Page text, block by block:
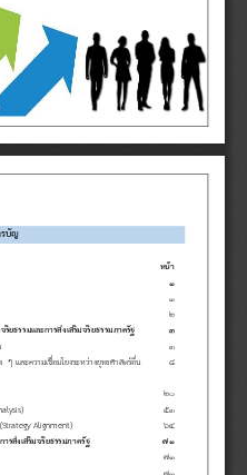
บัญ
หน้า
๑
๑
๒
ริยธรรมและการส่งเสริมจริยธรรมภาครัฐ
๓
๓
ๆ และความเชื่อมโยงระหว่างยุทธศาสตร์อื่น
๘
๒๐
๕๓
(Strategy Alignment) ๖๔
รส่งเสริมจริยธรรมภาครัฐ ๗๑
๗๑
๗๑